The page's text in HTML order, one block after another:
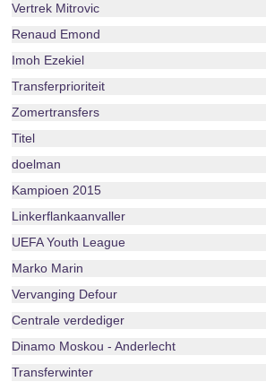
Vertrek Mitrovic
Renaud Emond
Imoh Ezekiel
Transferprioriteit
Zomertransfers
Titel
doelman
Kampioen 2015
Linkerflankaanvaller
UEFA Youth League
Marko Marin
Vervanging Defour
Centrale verdediger
Dinamo Moskou - Anderlecht
Transferwinter